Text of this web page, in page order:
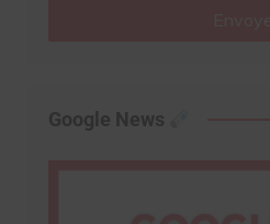
Google News